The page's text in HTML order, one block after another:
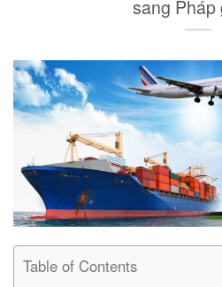
sang Pháp
Table of Contents